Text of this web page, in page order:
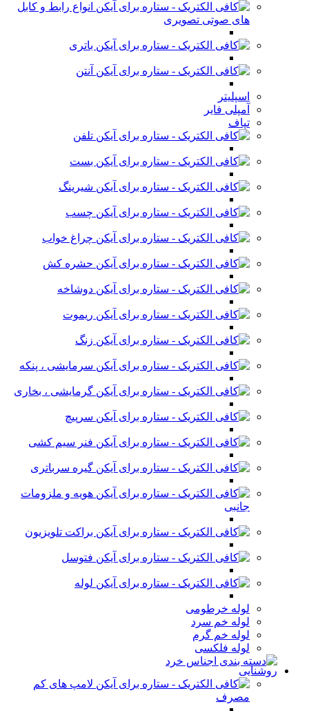
انواع رابط و کابل
های صوتی تصویری
باتری
آنتن
اسپلیتر
آمپلی فایر
تپاف
تلفن
بست
شیرینگ
چسب
چراغ خواب
حشره کش
دوشاخه
ریموت
زنگ
سرمایشی ، پنکه
گرمایشی ، بخاری
سرپیچ
فنر سیم کشی
گیره سرباتری
هویه و ملزومات
جانبی
براکت تلویزیون
فتوسل
لوله
لوله خرطومی
لوله خم سرد
لوله خم گرم
لوله فلکسی
روشنایی
لامپ های کم
مصرف